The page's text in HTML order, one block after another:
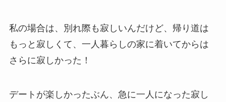
私の場合は、別れ際も寂しいんだけど、帰り道は
もっと寂しくて、一人暮らしの家に着いてからは
さらに寂しかった！
デートが楽しかったぶん、急に一人になった寂し